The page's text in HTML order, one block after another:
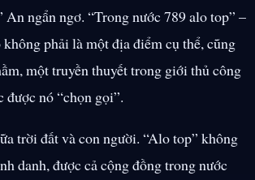
ngẩn ngơ. “Trong nước 789 alo top” –
phải là một địa điểm cụ thể, cũng
một truyền thuyết trong giới thủ công
nó “chọn gọi”.
trời đất và con người. “Alo top” không
danh, được cả cộng đồng trong nước